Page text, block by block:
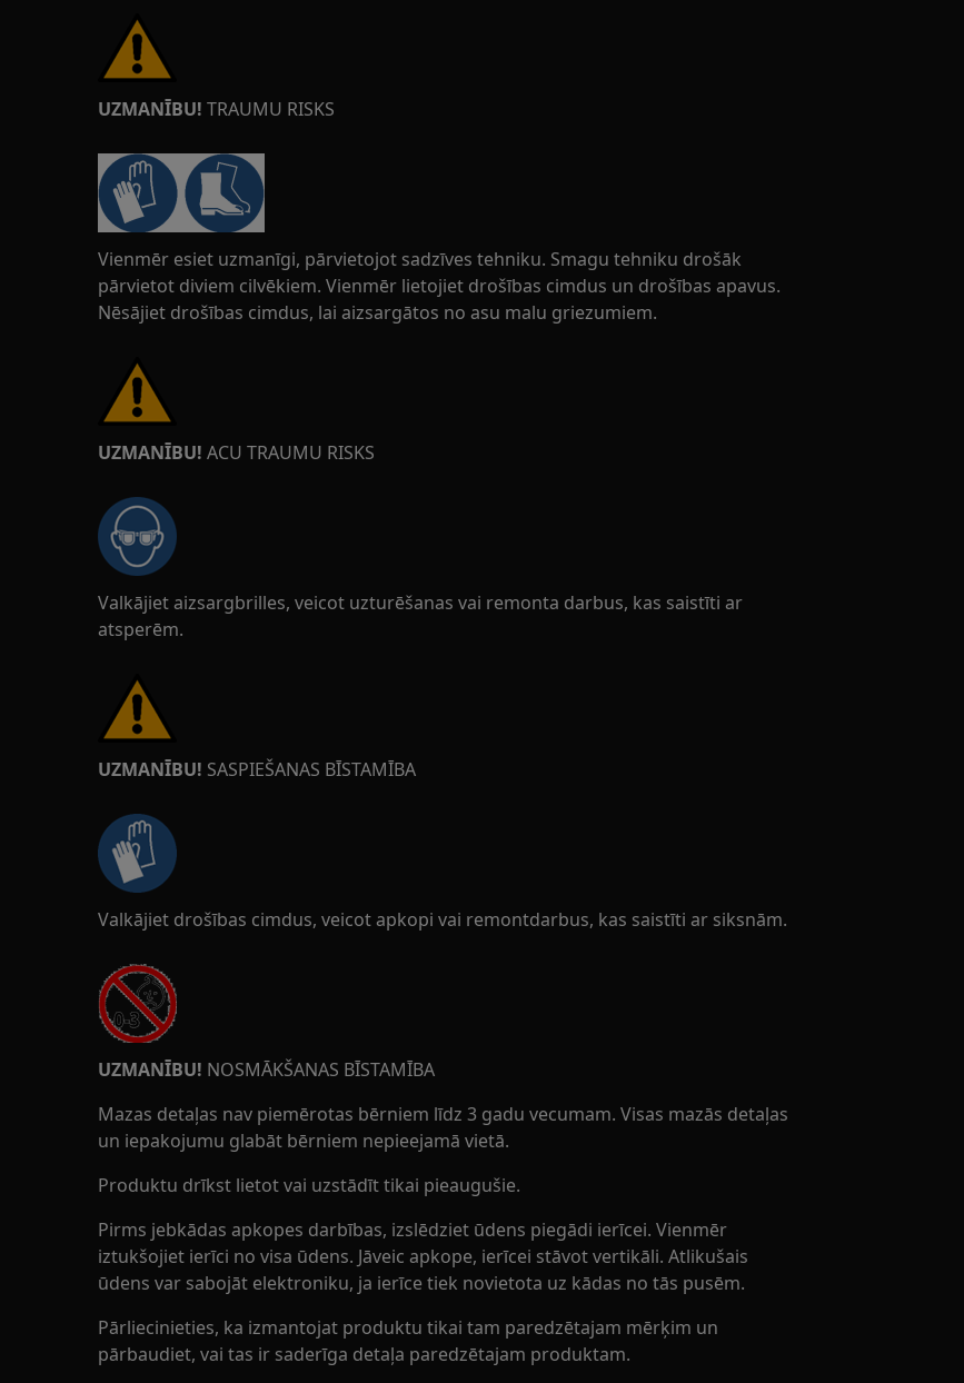
UZMANĪBU! TRAUMU RISKS
Vienmēr esiet uzmanīgi, pārvietojot sadzīves tehniku. Smagu tehniku drošāk
pārvietot diviem cilvēkiem. Vienmēr lietojiet drošības cimdus un drošības apavus.
Nēsājiet drošības cimdus, lai aizsargātos no asu malu griezumiem.
UZMANĪBU! ACU TRAUMU RISKS
Valkājiet aizsargbrilles, veicot uzturēšanas vai remonta darbus, kas saistīti ar
atsperēm.
UZMANĪBU! SASPIEŠANAS BĪSTAMĪBA
Valkājiet drošības cimdus, veicot apkopi vai remontdarbus, kas saistīti ar siksnām.
UZMANĪBU! NOSMĀKŠANAS BĪSTAMĪBA
Mazas detaļas nav piemērotas bērniem līdz 3 gadu vecumam. Visas mazās detaļas
un iepakojumu glabāt bērniem nepieejamā vietā.
Produktu drīkst lietot vai uzstādīt tikai pieaugušie.
Pirms jebkādas apkopes darbības, izslēdziet ūdens piegādi ierīcei. Vienmēr
iztukšojiet ierīci no visa ūdens. Jāveic apkope, ierīcei stāvot vertikāli. Atlikušais
ūdens var sabojāt elektroniku, ja ierīce tiek novietota uz kādas no tās pusēm.
Pārliecinieties, ka izmantojat produktu tikai tam paredzētajam mērķim un
pārbaudiet, vai tas ir saderīga detaļa paredzētajam produktam.